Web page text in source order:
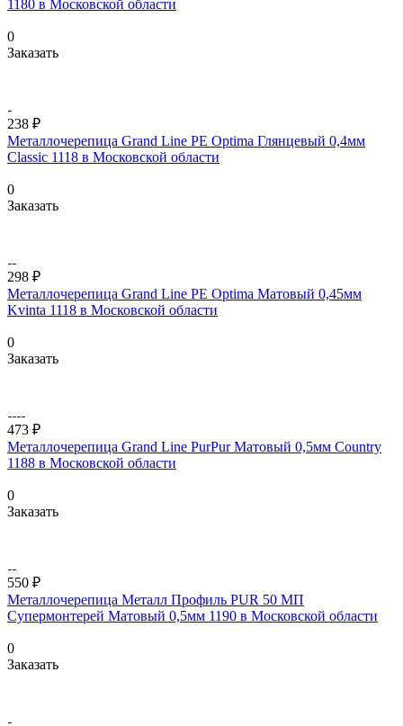
1180 в Московской области
0
Заказать
238 ₽
Металлочерепица Grand Line PE Optima Глянцевый 0,4мм
Classic 1118 в Московской области
0
Заказать
298 ₽
Металлочерепица Grand Line PE Optima Матовый 0,45мм
Kvinta 1118 в Московской области
0
Заказать
473 ₽
Металлочерепица Grand Line PurPur Матовый 0,5мм Country
1188 в Московской области
0
Заказать
550 ₽
Металлочерепица Металл Профиль PUR 50 МП
Супермонтерей Матовый 0,5мм 1190 в Московской области
0
Заказать